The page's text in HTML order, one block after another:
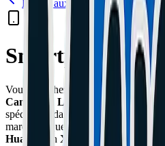
Retour aux services
Smartphones
Vous cherchez un expert pour la
Cannes ou Le Cannet ? Chez
spécialisés dans le dépannage
marques. Que vous possédiez un
Huawei
, un Xiaomi
ou un autre